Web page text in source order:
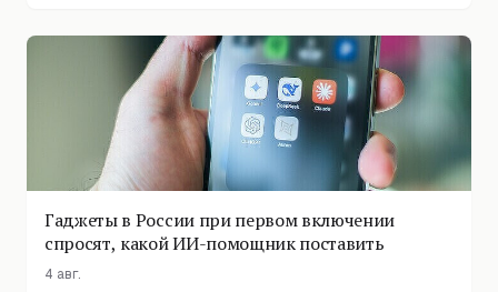
Гаджеты в России при первом включении
спросят, какой ИИ-помощник поставить
4 авг.